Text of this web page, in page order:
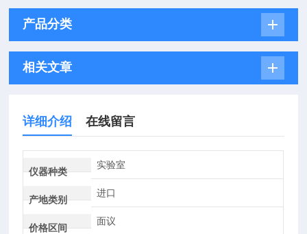
产品分类
相关文章
详细介绍 在线留言
仪器种类
实验室
产地类别
进口
价格区间
面议